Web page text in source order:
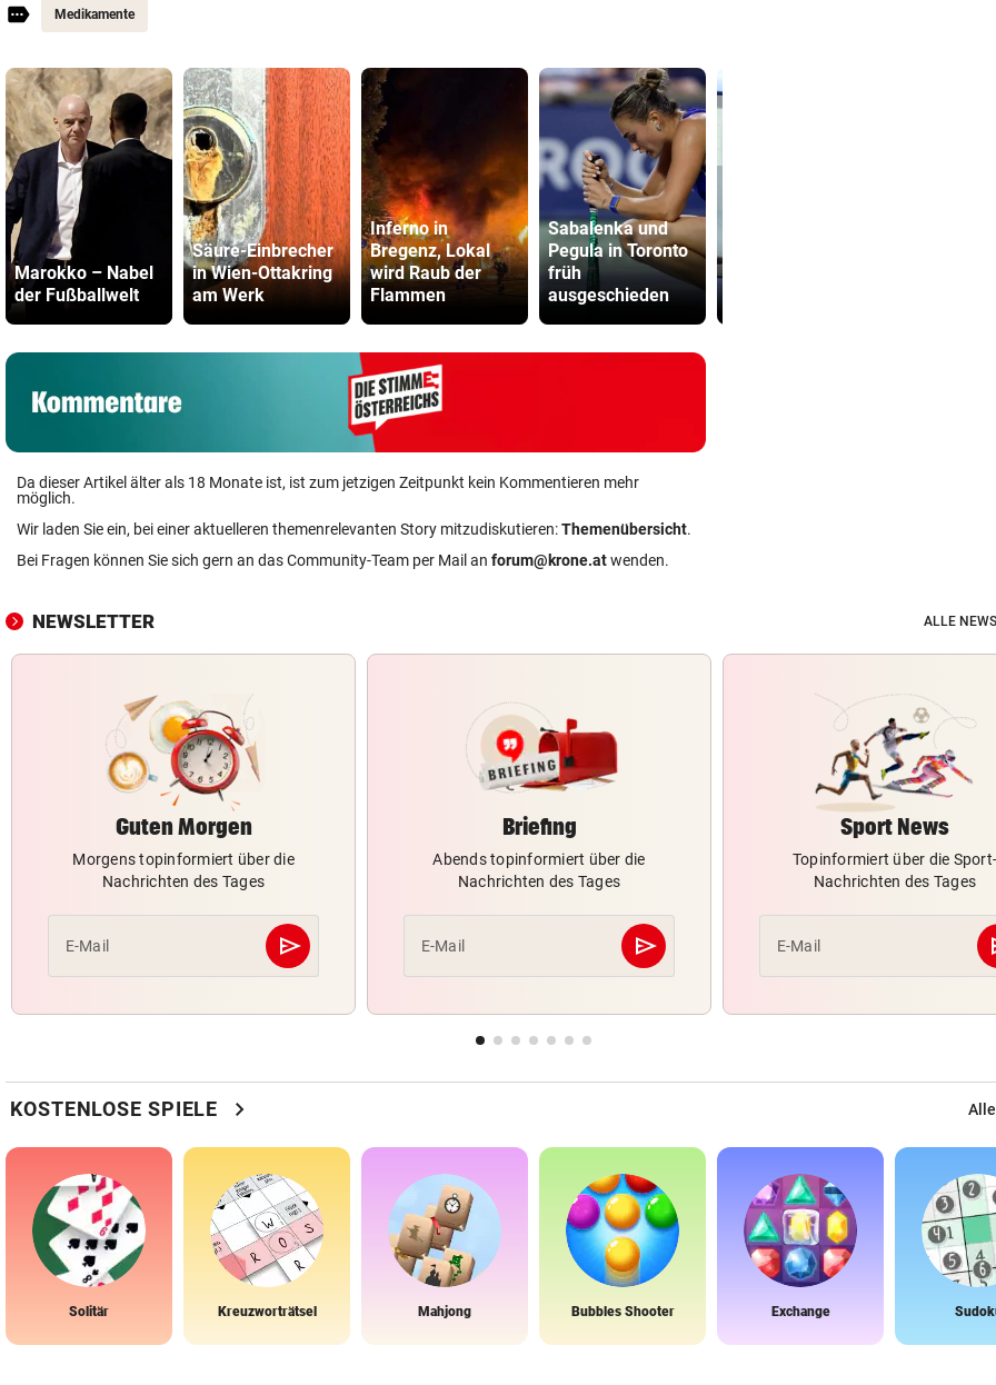
Medikamente
Marokko – Nabel
der Fußballwelt
Säure-Einbrecher
in Wien-Ottakring
am Werk
Inferno in
Bregenz, Lokal
wird Raub der
Flammen
Sabalenka und
Pegula in Toronto
früh
ausgeschieden
Da dieser Artikel älter als 18 Monate ist, ist zum jetzigen Zeitpunkt kein Kommentieren mehr
möglich.
Wir laden Sie ein, bei einer aktuelleren themenrelevanten Story mitzudiskutieren:Themenübersicht.
Bei Fragen können Sie sich gern an das Community-Team per Mail an forum@krone.atwenden.
NEWSLETTER ALLE
Guten Morgen
Morgens topinformiert über die
Nachrichten des Tages
E-Mail send
Abschicken
Briefing
Abends topinformiert über die
Nachrichten des Tages
E-Mail send
Abschicken
Sport News
Topinformiert über die Sport-
Nachrichten des Tages
E-Mail
KOSTENLOSE SPIELE chevron_right
Solitär Kreuzworträtsel Mahjong Bubbles Shooter Exchange